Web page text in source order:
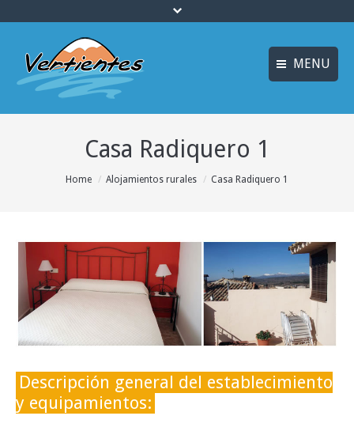
MENU
FRANÇAIS
ENGLISH
INICIO
MULTIAVENTURA y
ENOTURISMO
ACTIVIDADES
ALOJAMIENTO
OFERTAS
CURSOS
INFO Y RESERVAS
Casa Radiquero 1
You are here:Home Alojamientos rurales Casa Radiquero 1
Descripción general del establecimiento
y equipamientos: